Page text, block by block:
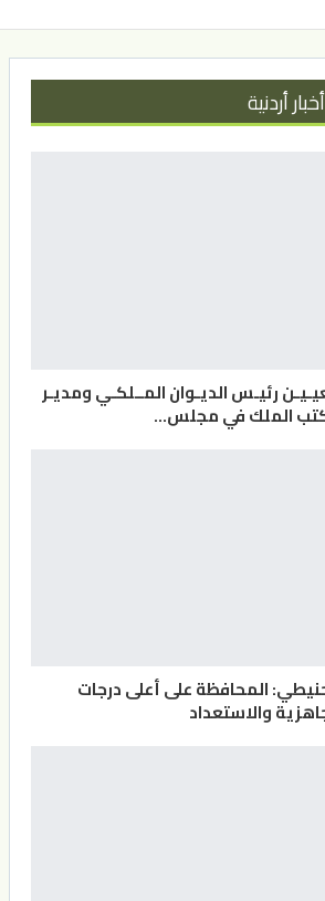
أخبار أردنية
رئيـس الديـوان المــلكـي ومديـر
الملك في مجلس…
المحافظة على أعلى درجات
والاستعداد